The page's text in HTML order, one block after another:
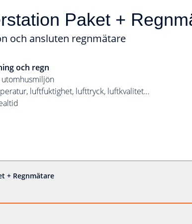
Paket +
och ansluten regnmätare
och regn
utomhusmiljön
luftfuktighet, lufttryck, luftkvalitet…
+ Regnmätare